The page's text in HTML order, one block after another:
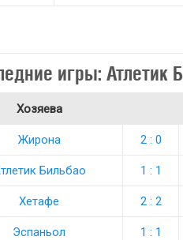
игры: Атлетик
Хозяева
Жирона 2 : 0
Бильбао 1 : 1
Хетафе 2 : 2
Эспаньол 1 : 1